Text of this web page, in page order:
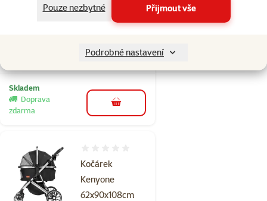
Pouze nezbytné
Přijmout vše
Podrobné nastavení
45x61x100cm
modrý, černá
Cena
2 499 Kč
Skladem
Doprava
zdarma
do košíku
Kočárek
Kenyone
62x90x108cm